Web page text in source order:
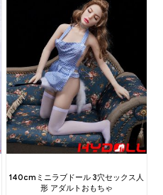
140cmミニラブドール 3穴セックス人
形 アダルトおもちゃ